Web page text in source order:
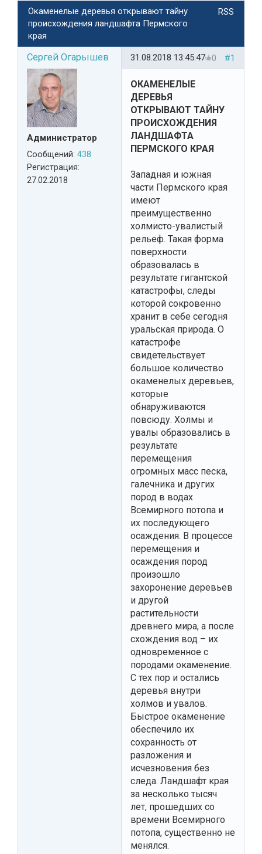
RSS
Окаменелые деревья открывают тайну
происхождения ландшафта Пермского
края
Сергей Огарышев
Администратор
Сообщений: 438
Регистрация:
27.02.2018
#1
0
31.08.2018 13:45:47
ОКАМЕНЕЛЫЕ
ДЕРЕВЬЯ
ОТКРЫВАЮТ ТАЙНУ
ПРОИСХОЖДЕНИЯ
ЛАНДШАФТА
ПЕРМСКОГО КРАЯ
Западная и южная
части Пермского края
имеют
преимущественно
холмисто-увалистый
рельеф. Такая форма
поверхности
образовалась в
результате гигантской
катастрофы, следы
которой сокровенно
хранит в себе сегодня
уральская природа. О
катастрофе
свидетельствует
большое количество
окаменелых деревьев,
которые
обнаруживаются
повсюду. Холмы и
увалы образовались в
результате
перемещения
огромных масс песка,
галечника и других
пород в водах
Всемирного потопа и
их последующего
осаждения. В процессе
перемещения и
осаждения пород
произошло
захоронение деревьев
и другой
растительности
древнего мира, а после
схождения вод – их
одновременное с
породами окаменение.
С тех пор и остались
деревья внутри
холмов и увалов.
Быстрое окаменение
обеспечило их
сохранность от
разложения и
исчезновения без
следа. Ландшафт края
за несколько тысяч
лет, прошедших со
времени Всемирного
потопа, существенно не
менялся.